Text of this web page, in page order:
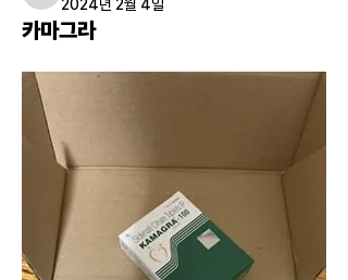
2024년 2월 4일
카마그라